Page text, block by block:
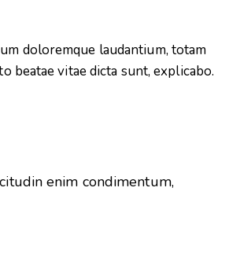
doloremque laudantium, totam
beatae vitae dicta sunt, explicabo.
enim condimentum,